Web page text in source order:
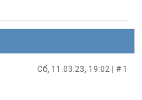
Сб, 11.03.23, 19:02 | # 1